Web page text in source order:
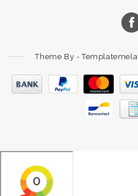
Theme By -Templatemela